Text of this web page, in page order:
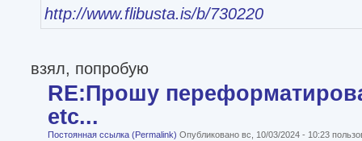
http://www.flibusta.is/b/730220
взял, попробую
RE:Прошу
etc...
Постоянная ссылка (Permalink) Опубликовано вс, 10/03/2024 - 10:23